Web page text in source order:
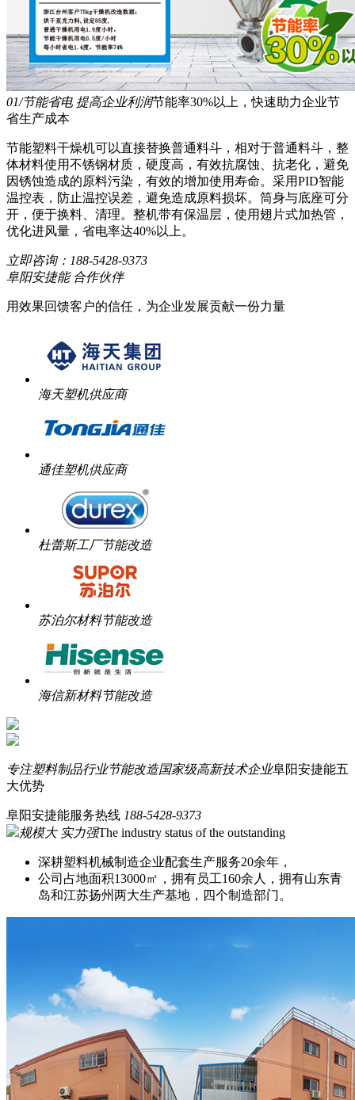
01/节能省电 提高企业利润节能率30%以上，快速助力企业节
省生产成本
节能塑料干燥机可以直接替换普通料斗，相对于普通料斗，整
体材料使用不锈钢材质，硬度高，有效抗腐蚀、抗老化，避免
因锈蚀造成的原料污染，有效的增加使用寿命。采用PID智能
温控表，防止温控误差，避免造成原料损坏。筒身与底座可分
开，便于换料、清理。整机带有保温层，使用翅片式加热管，
优化进风量，省电率达40%以上。
立即咨询： 188-5428-9373
阜阳安捷能 合作伙伴
用效果回馈客户的信任，为企业发展贡献一份力量
海天塑机供应商
通佳塑机供应商
杜蕾斯工厂节能改造
苏泊尔材料节能改造
海信新材料节能改造
专注塑料制品行业节能改造国家级高新技术企业阜阳安捷能五
大优势
阜阳安捷能服务热线 188-5428-9373
规模大 实力强The industry status of the outstanding
深耕塑料机械制造企业配套生产服务20余年，
公司占地面积13000㎡，拥有员工160余人，拥有山东青
岛和江苏扬州两大生产基地，四个制造部门。